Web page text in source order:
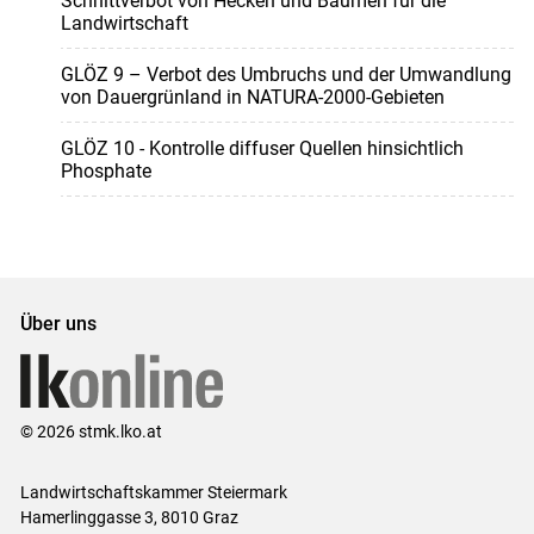
Landwirtschaft
GLÖZ 9 – Verbot des Umbruchs und der Umwandlung
von Dauergrünland in NATURA-2000-Gebieten
GLÖZ 10 - Kontrolle diffuser Quellen hinsichtlich
Phosphate
Über uns
© 2026 stmk.lko.at
Landwirtschaftskammer Steiermark
Hamerlinggasse 3, 8010 Graz